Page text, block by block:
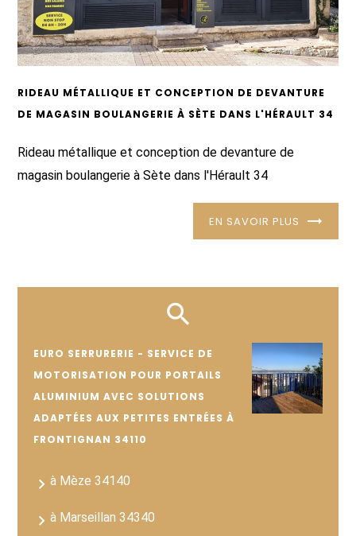
RIDEAU MÉTALLIQUE ET CONCEPTION DE DEVANTURE
DE MAGASIN BOULANGERIE À SÈTE DANS L'HÉRAULT 34
Rideau métallique et conception de devanture de
magasin boulangerie à Sète dans l'Hérault 34
EN SAVOIR PLUS
EURO SERRURERIE - SERVICE DE
MOTORISATION POUR PORTAILS
ALUMINIUM AVEC SOLUTIONS
ADAPTÉES AUX PETITES ENTRÉES À
FRONTIGNAN 34110
à Mèze 34140
à Marseillan 34340